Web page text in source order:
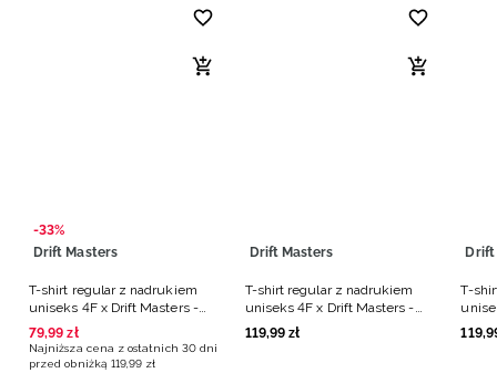
-33%
Drift Masters
T-shirt regular z nadrukiem
uniseks 4F x Drift Masters -
szary
79,99 zł
Najniższa cena z ostatnich 30 dni
przed obniżką 119,99 zł
Drift Masters
T-shirt regular z nadrukiem
uniseks 4F x Drift Masters -
czarny
119,99 zł
Drift
T-
biały
119,